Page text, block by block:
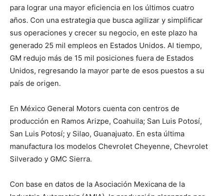
para lograr una mayor eficiencia en los últimos cuatro
años. Con una estrategia que busca agilizar y simplificar
sus operaciones y crecer su negocio, en este plazo ha
generado 25 mil empleos en Estados Unidos. Al tiempo,
GM redujo más de 15 mil posiciones fuera de Estados
Unidos, regresando la mayor parte de esos puestos a su
país de origen.
En México General Motors cuenta con centros de
producción en Ramos Arizpe, Coahuila; San Luis Potosí,
San Luis Potosí; y Silao, Guanajuato. En esta última
manufactura los modelos Chevrolet Cheyenne, Chevrolet
Silverado y GMC Sierra.
Con base en datos de la Asociación Mexicana de la